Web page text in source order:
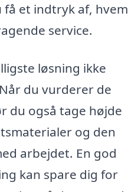
få et indtryk af, hvem
service.
løsning ikke
du vurderer de
du også tage højde
og den
arbejdet. En god
kan spare dig for